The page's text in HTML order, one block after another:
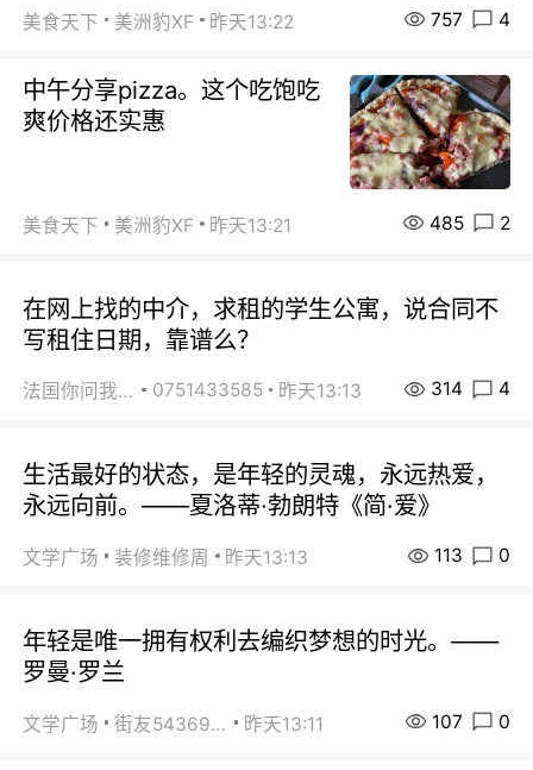
美食天下 美洲豹XF 昨天13:22 757 4
中午分享pizza。这个吃饱吃
爽价格还实惠
美食天下 美洲豹XF 昨天13:21 485 2
在网上找的中介，求租的学生公寓，说合同不
写租住日期，靠谱么？
法国你问我答 0751433585 昨天13:13 314 4
生活最好的状态，是年轻的灵魂，永远热爱，
永远向前。——夏洛蒂·勃朗特《简·爱》
文学广场 装修维修周 昨天13:13 113 0
年轻是唯一拥有权利去编织梦想的时光。——
罗曼·罗兰
文学广场 街友54369822 昨天13:11 107 0